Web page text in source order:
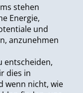
stehen
Energie,
und
anzunehmen
entscheiden,
dies in
wenn nicht, wie